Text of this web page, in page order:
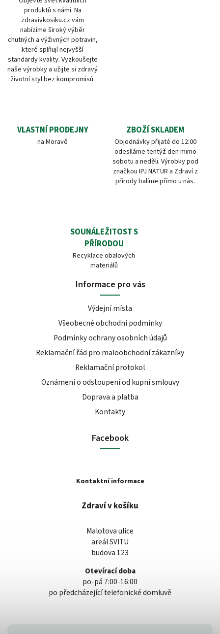
produktů s námi. Na
zdravivkosiku.cz vám
nabízíme široký výběr
chutných a výživných potravin,
které splňují nejvyšší
standardy kvality. Vyzkoušejte
naše výrobky a užijte si zdravý
životní styl bez kompromisů.
VLASTNÍ PRODEJNY
na Moravě
ZBOŽÍ SKLADEM
Objednávky přijaté do 12:00
odesíláme tentýž den mimo
sobotu a neděli. Výrobky pod
značkou IPJ NATUR a Zdraví z
přírody balíme přímo u nás.
SOUNÁLEŽITOST S
PŘÍRODOU
Recyklace obalových
materiálů
Informace pro vás
Výdejní místa
Všeobecné obchodní podmínky
Podmínky ochrany osobních údajů
Reklamační řád pro maloobchodní zákazníky
Reklamační protokol
Oznámení o odstoupení od kupní smlouvy
Doprava a platba
Kontakty
Facebook
Kontaktní informace
Zdraví v košíku
Malotova ulice
areál SVITU
budova 123
Otevírací doba
po-pá 7:00-16:00
po předcházející telefonické domluvě